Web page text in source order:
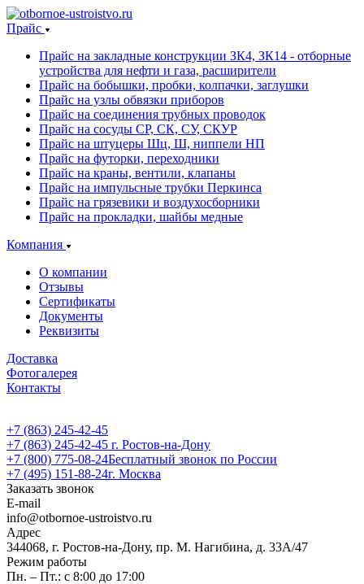
Прайс
Прайс на закладные конструкции ЗК4, ЗК14 - отборные
устройства для нефти и газа, расширители
Прайс на бобышки, пробки, колпачки, заглушки
Прайс на узлы обвязки приборов
Прайс на соединения трубных проводок
Прайс на сосуды СР, СК, СУ, СКУР
Прайс на штуцеры Шц, Ш, ниппели НП
Прайс на футорки, переходники
Прайс на краны, вентили, клапаны
Прайс на импульсные трубки Перкинса
Прайс на грязевики и воздухосборники
Прайс на прокладки, шайбы медные
Компания
О компании
Отзывы
Сертификаты
Документы
Реквизиты
Доставка
Фотогалерея
Контакты
+7 (863) 245-42-45
+7 (863) 245-42-45 г. Ростов-на-Дону
+7 (800) 775-08-24Бесплатный звонок по России
+7 (495) 151-88-24г. Москва
Заказать звонок
E-mail
info@otbornoe-ustroistvo.ru
Адрес
344068, г. Ростов-на-Дону, пр. М. Нагибина, д. 33А/47
Режим работы
Пн. – Пт.: с 8:00 до 17:00